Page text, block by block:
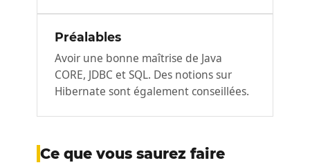
Préalables
Avoir une bonne maîtrise de Java
CORE, JDBC et SQL. Des notions sur
Hibernate sont également conseillées.
Ce que vous saurez faire